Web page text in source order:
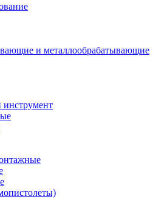
и металлообрабатывающие